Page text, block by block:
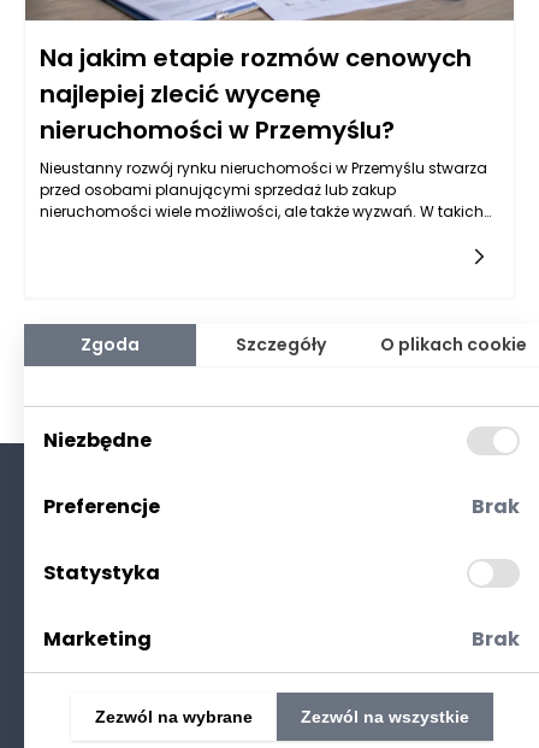
Na jakim etapie rozmów cenowych
najlepiej zlecić wycenę
nieruchomości w Przemyślu?
Nieustanny rozwój rynku nieruchomości w Przemyślu stwarza
przed osobami planującymi sprzedaż lub zakup
nieruchomości wiele możliwości, ale także wyzwań. W takich
jakim etapie rozmów cenowych najlepiej przeprowadzić ten
proces. Wyważona decyzja w tej sprawie może znacznie
wpłynąć na końcowy rezultat transakcji oraz na komfort stron
Polityka prywatności
Zgoda Szczegóły O plikach cookie
Niezbędne
Preferencje Brak
Statystyka
Marketing Brak
Zezwól na wybrane Zezwól na wszystkie